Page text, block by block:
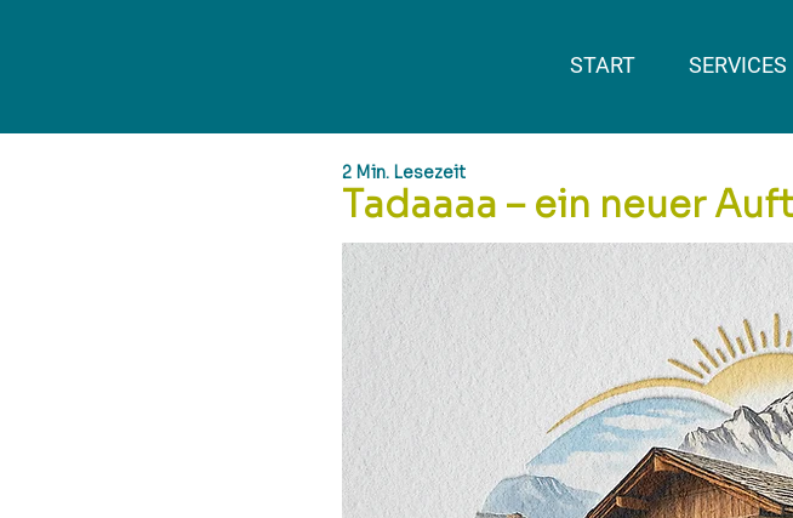
START SERVICES
Tadaaaa – ein neuer
2 Min. Lesezeit